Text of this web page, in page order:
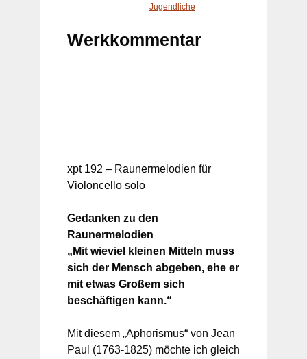
Jugendliche
Werkkommentar
xpt 192 – Raunermelodien für
Violoncello solo
Gedanken zu den
Raunermelodien
„Mit wieviel kleinen Mitteln muss
sich der Mensch abgeben, ehe er
mit etwas Großem sich
beschäftigen kann.“
Mit diesem „Aphorismus“ von Jean
Paul (1763-1825) möchte ich gleich